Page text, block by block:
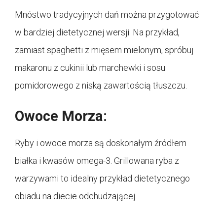
Mnóstwo tradycyjnych dań można przygotować
w bardziej dietetycznej wersji. Na przykład,
zamiast spaghetti z mięsem mielonym, spróbuj
makaronu z cukinii lub marchewki i sosu
pomidorowego z niską zawartością tłuszczu.
Owoce Morza:
Ryby i owoce morza są doskonałym źródłem
białka i kwasów omega-3. Grillowana ryba z
warzywami to idealny przykład dietetycznego
obiadu na diecie odchudzającej.